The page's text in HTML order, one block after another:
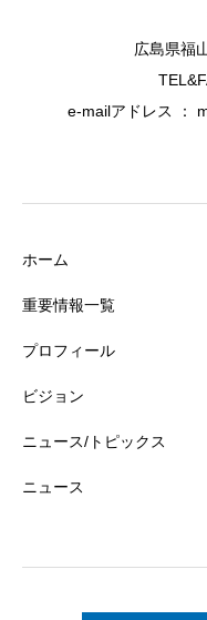
広島県福
e-mailアドレス ：
ホーム
重要情報一覧
プロフィール
ビジョン
ニュース/トピックス
ニュース